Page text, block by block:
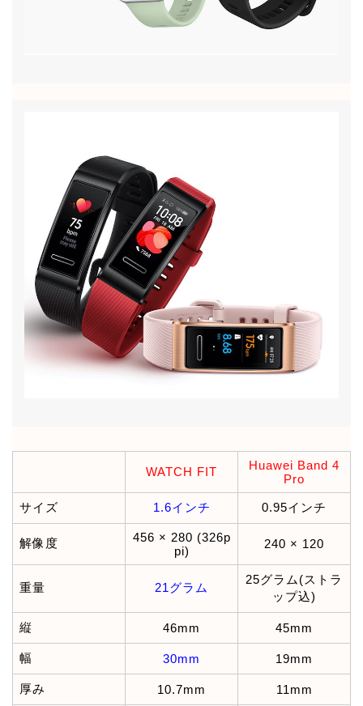
WATCH FIT
Huawei Band 4
Pro
サイズ 1.6インチ 0.95インチ
解像度
456 × 280 (326p
pi)
240 × 120
重量 21グラム
25グラム(ストラ
ップ込)
縦 46mm 45mm
幅 30mm 19mm
厚み 10.7mm 11mm